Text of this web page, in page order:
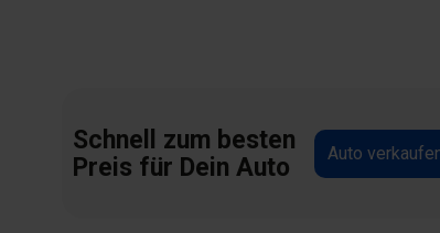
Schnell zum besten
Preis für Dein Auto
Auto